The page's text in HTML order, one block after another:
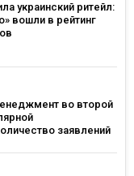
украинский ритейл:
вошли в рейтинг
во второй
заявлений